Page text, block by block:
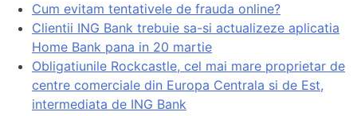
Cum evitam tentativele de frauda online?
Clientii ING Bank trebuie sa-si actualizeze aplicatia
Home Bank pana in 20 martie
Obligatiunile Rockcastle, cel mai mare proprietar de
centre comerciale din Europa Centrala si de Est,
intermediata de ING Bank